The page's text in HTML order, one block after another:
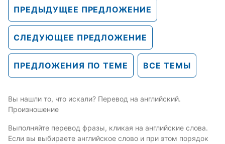
ПРЕДЫДУЩЕЕ ПРЕДЛОЖЕНИЕ
СЛЕДУЮЩЕЕ ПРЕДЛОЖЕНИЕ
ПРЕДЛОЖЕНИЯ ПО ТЕМЕ ВСЕ ТЕМЫ
Вы нашли то, что искали? Перевод на английский.
Произношение
Выполняйте перевод фразы, кликая на английские слова.
Если вы выбираете английское слово и при этом порядок